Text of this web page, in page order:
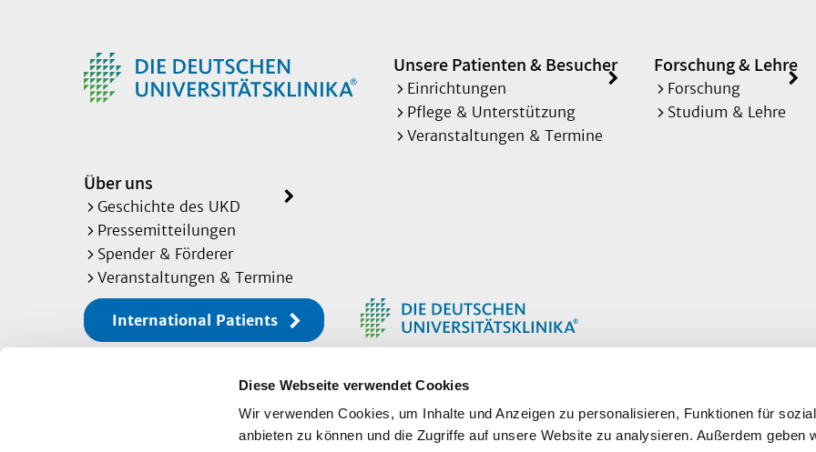
Diese Webseite verwendet Cookies
Wir verwenden Cookies, um Inhalte und Anzeigen zu personalisieren, Funktionen für
anbieten zu können und die Zugriffe auf unsere Website zu analysieren. Außerdem geben
Unsere Patienten & Besucher
Einrichtungen
Pflege & Unterstützung
Veranstaltungen & Termine
Forschung & Lehre
Forschung
Studium & Lehre
Über uns
Geschichte des UKD
Pressemitteilungen
Spender & Förderer
Veranstaltungen & Termine
International Patients